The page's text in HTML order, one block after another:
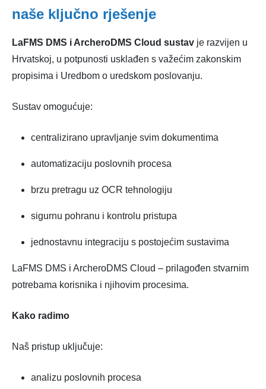
naše ključno rješenje
LaFMS DMS i ArcheroDMS Cloud sustav je razvijen u
Hrvatskoj, u potpunosti usklađen s važećim zakonskim
propisima i Uredbom o uredskom poslovanju.
Sustav omogućuje:
centralizirano upravljanje svim dokumentima
automatizaciju poslovnih procesa
brzu pretragu uz OCR tehnologiju
sigurnu pohranu i kontrolu pristupa
jednostavnu integraciju s postojećim sustavima
LaFMS DMS i ArcheroDMS Cloud – prilagođen stvarnim
potrebama korisnika i njihovim procesima.
Kako radimo
Naš pristup uključuje:
analizu poslovnih procesa